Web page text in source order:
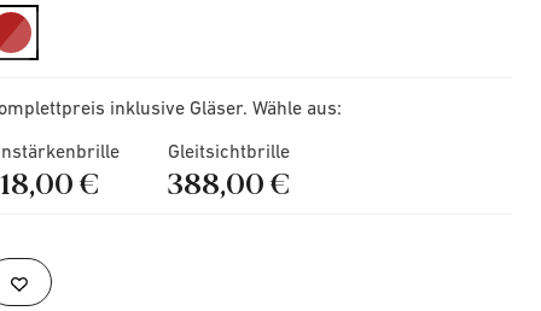
selected
inklusive Gläser. Wähle aus:
€
Gleitsichtbrille
388,00 €